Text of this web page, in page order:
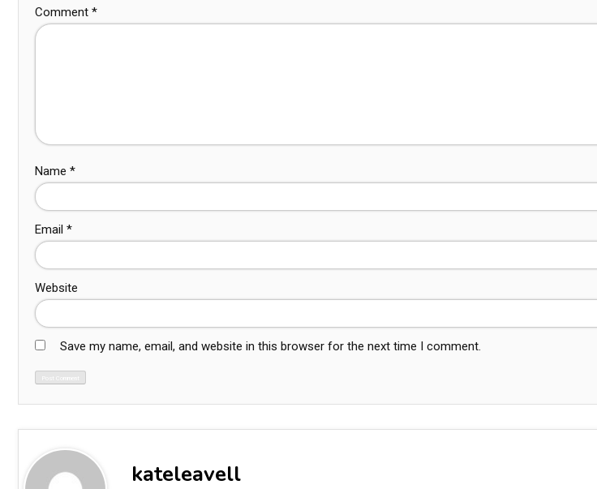
Comment *
Name *
Email *
Website
Save my name, email, and website in this browser for the next time I comment.
kateleavell